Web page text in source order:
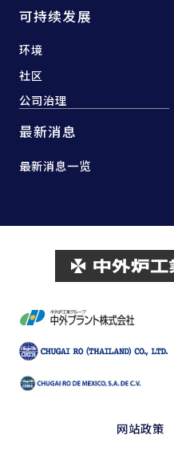
可持续发展
环境
社区
公司治理
最新消息
最新消息一览
网站政策